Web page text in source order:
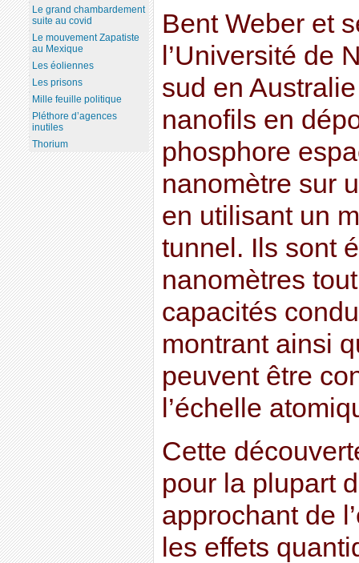
Bent Weber et
l’Université de
sud en
nanofils en
phosphore
nanomètre sur
en utilisant un
tunnel. Ils sont
nanomètres
capacités
montrant ainsi
peuvent être
l’échelle
Cette
pour la plupart
approchant de
les effets
Le grand chambardement
suite au covid
Le mouvement Zapatiste
au Mexique
Les éoliennes
Les prisons
Mille feuille politique
Pléthore d’agences
inutiles
Thorium